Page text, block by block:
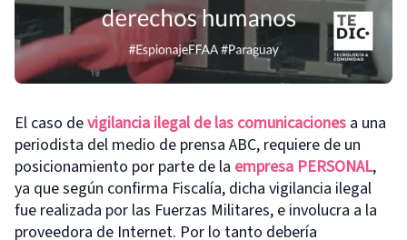
El caso devigilancia ilegal de las comunicaciones a una
periodista del medio de prensa ABC, requiere de un
posicionamiento por parte de la empresa PERSONAL,
ya que según confirma Fiscalía, dicha vigilancia ilegal
fue realizada por las Fuerzas Militares, e involucra a la
proveedora de Internet. Por lo tanto debería